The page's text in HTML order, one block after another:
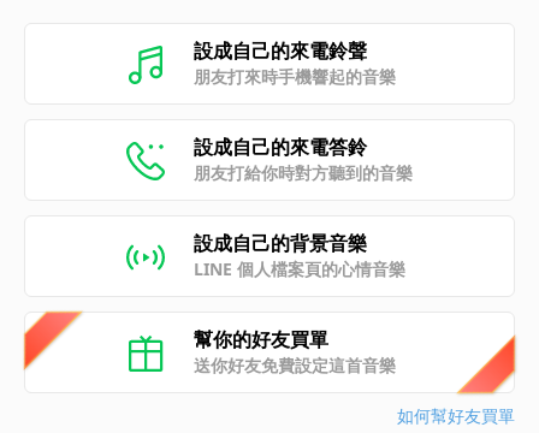
設成自己的來電鈴聲
朋友打來時手機響起的音樂
設成自己的來電答鈴
朋友打給你時對方聽到的音樂
設成自己的背景音樂
LINE 個人檔案頁的心情音樂
幫你的好友買單
送你好友免費設定這首音樂
如何幫好友買單